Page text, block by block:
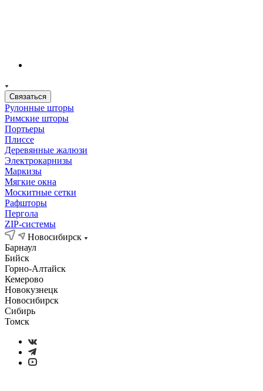
Связаться
Рулонные шторы
Римские шторы
Портьеры
Плиссе
Деревянные жалюзи
Электрокарнизы
Маркизы
Мягкие окна
Москитные сетки
Рафшторы
Пергола
ZIP-системы
Новосибирск
Барнаул
Бийск
Горно-Алтайск
Кемерово
Новокузнецк
Новосибирск
Сибирь
Томск